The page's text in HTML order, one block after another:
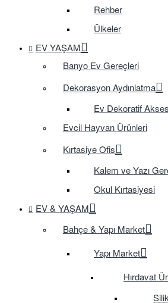
Rehber
Ülkeler
EV YAŞAM
Banyo Ev Gereçleri
Dekorasyon Aydınlatma
Ev Dekoratif
Evcil Hayvan Ürünleri
Kırtasiye Ofis
Kalem ve Yazı
Okul Kırtasiyesi
EV & YAŞAM
Bahçe & Yapı Market
Yapı Market
Hırdavat